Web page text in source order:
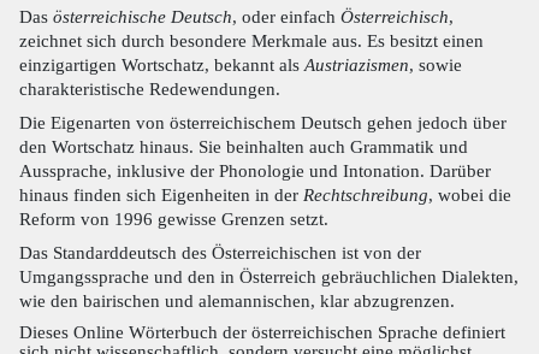
Das österreichische Deutsch, oder einfach Österreichisch,
zeichnet sich durch besondere Merkmale aus. Es besitzt einen
einzigartigen Wortschatz, bekannt alsAustriazismen, sowie
charakteristische Redewendungen.
Die Eigenarten von österreichischem Deutsch gehen jedoch über
den Wortschatz hinaus. Sie beinhalten auch Grammatik und
Aussprache, inklusive der Phonologie und Intonation. Darüber
hinaus finden sich Eigenheiten in der Rechtschreibung, wobei die
Reform von 1996 gewisse Grenzen setzt.
Das Standarddeutsch des Österreichischen ist von der
Umgangssprache und den in Österreich gebräuchlichen Dialekten,
wie den bairischen und alemannischen, klar abzugrenzen.
Dieses Online Wörterbuch der österreichischen Sprache definiert